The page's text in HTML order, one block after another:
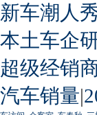
新车潮人
本土车企
超级经销
汽车销量|